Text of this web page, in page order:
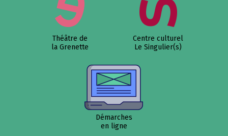
Théâtre de
la Grenette
Centre culturel
Le Singulier(s)
Démarches
en ligne